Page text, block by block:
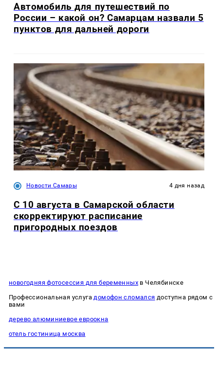
Автомобиль для путешествий по
России – какой он? Самарцам назвали 5
пунктов для дальней дороги
Новости Самары 4 дня назад
С 10 августа в Самарской области
скорректируют расписание
пригородных поездов
новогодняя фотосессия для беременных в Челябинске
Профессиональная услуга домофон сломался доступна рядом с
вами
дерево алюминиевое евроокна
отель гостиница москва